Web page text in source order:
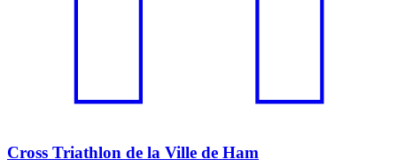
Cross Triathlon de la Ville de Ham